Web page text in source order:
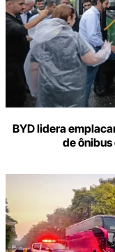
BYD lidera
de ônibus